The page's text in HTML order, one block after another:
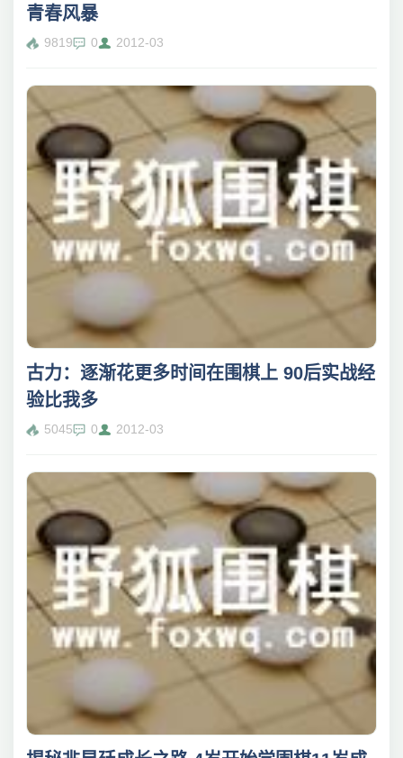
青春风暴
9819 0 2012-03
古力：逐渐花更多时间在围棋上 90后实战经
验比我多
5045 0 2012-03